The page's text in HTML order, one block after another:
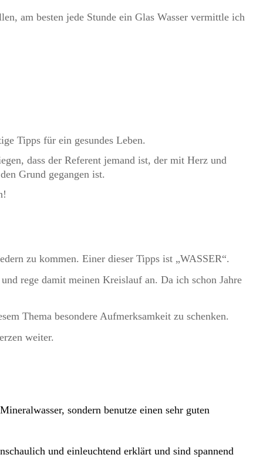
am besten jede Stunde ein Glas Wasser vermittle ich
Tipps für ein gesundes Leben.
dass der Referent jemand ist, der mit Herz und
Grund gegangen ist.
zu kommen. Einer dieser Tipps ist „WASSER“.
rege damit meinen Kreislauf an. Da ich schon Jahre
Thema besondere Aufmerksamkeit zu schenken.
weiter.
sondern benutze einen sehr guten
und einleuchtend erklärt und sind spannend